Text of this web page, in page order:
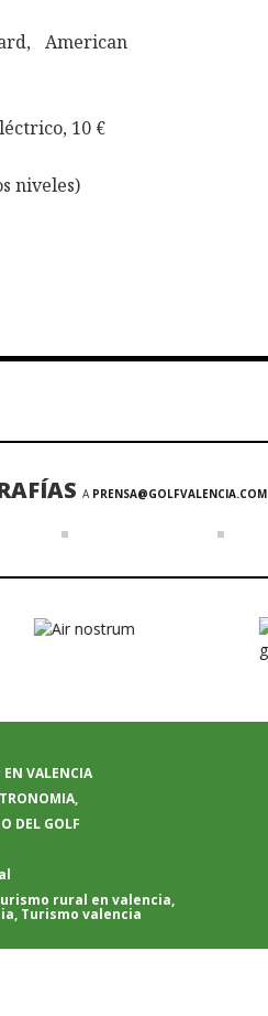
American
10 €
niveles)
A PRENSA@GOLFVALENCIA.COM
VALENCIA
DEL GOLF
rural en valencia,
, Turismo valencia